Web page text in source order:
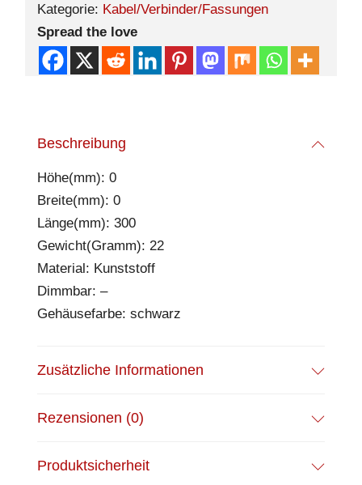
Kategorie: Kabel/Verbinder/Fassungen
Spread the love
Beschreibung
Höhe(mm): 0
Breite(mm): 0
Länge(mm): 300
Gewicht(Gramm): 22
Material: Kunststoff
Dimmbar: –
Gehäusefarbe: schwarz
Zusätzliche Informationen
Rezensionen (0)
Produktsicherheit